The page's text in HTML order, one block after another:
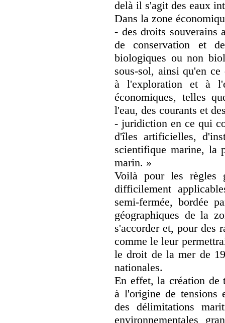
delà il s'agit des eaux
Dans la zone
- des droits souverains
de conservation et
biologiques ou non
sous-sol, ainsi qu'en
à l'exploration et à
économiques, telles
l'eau, des courants et
- juridiction en ce qui
d'îles artificielles,
scientifique marine, la
marin. »
Voilà pour les règles
difficilement
semi-fermée, bordée
géographiques de la
s'accorder et, pour des
comme le leur
le droit de la mer de
nationales.
En effet, la création de
à l'origine de tensions
des délimitations
environnementales